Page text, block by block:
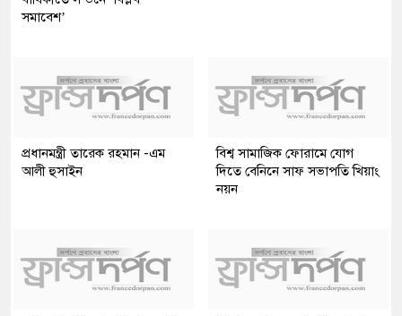
সমাবেশ’
প্রধানমন্ত্রী তারেক রহমান -এম
আলী হুসাইন
বিশ্ব সামাজিক ফোরামে যোগ
দিতে বেনিনে সাফ সভাপতি খিয়াং
নয়ন